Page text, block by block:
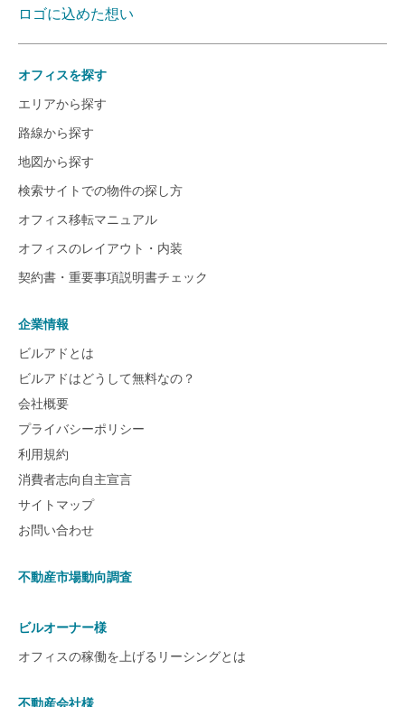
ロゴに込めた想い
オフィスを探す
エリアから探す
路線から探す
地図から探す
検索サイトでの物件の探し方
オフィス移転マニュアル
オフィスのレイアウト・内装
契約書・重要事項説明書チェック
企業情報
ビルアドとは
ビルアドはどうして無料なの？
会社概要
プライバシーポリシー
利用規約
消費者志向自主宣言
サイトマップ
お問い合わせ
不動産市場動向調査
ビルオーナー様
オフィスの稼働を上げるリーシングとは
不動産会社様